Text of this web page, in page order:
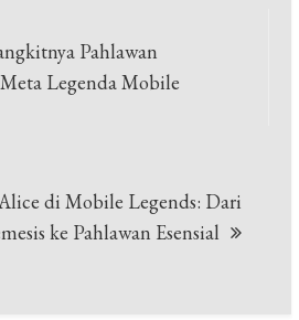
Pahlawan
Legenda Mobile
di Mobile Legends: Dari
ke Pahlawan Esensial